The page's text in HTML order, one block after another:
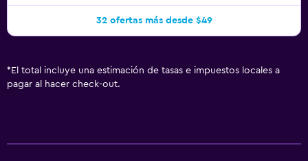
32 ofertas más desde $49
* El total incluye una estimación de tasas e impuestos locales a
pagar al hacer check-out.